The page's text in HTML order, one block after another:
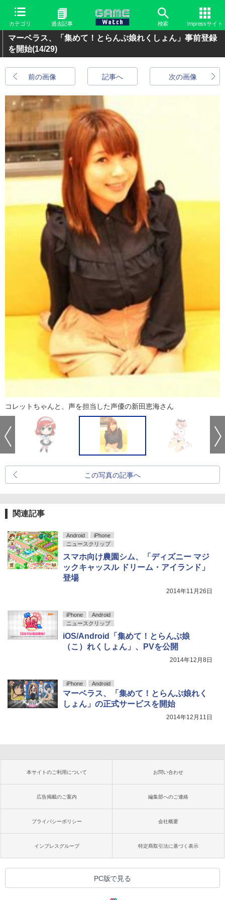
カテゴリ 過去記事 検索 Impressサイト
マーベラス、「集めて！とらんぷ娘れくしょん」事前登録
を開始(14/29)
前の画像 次の画像
記事へ
コレットちゃんと、声を担当した声優の新田恵海さん
この写真の記事へ
関連記事
Android
iPhone
ニュースクリップ
スマホ向け農園シム、「ディズニー マジ
ックキャッスル ドリーム・アイランド」
登場
2014年11月26日
iPhone
Android
ニュースクリップ
iOS/Android「集めて！とらんぷ娘
（こ）れくしょん」、PVを公開
2014年12月8日
iPhone Android
マーベラス、「集めて！とらんぷ娘れく
しょん」の正式サービスを開始
2014年12月11日
本サイトのご利用について お問い合わせ
広告掲載のご案内 編集部へのご連絡
プライバシーポリシー 会社概要
インプレスグループ 特定商取引法に基づく表示
PC版で見る